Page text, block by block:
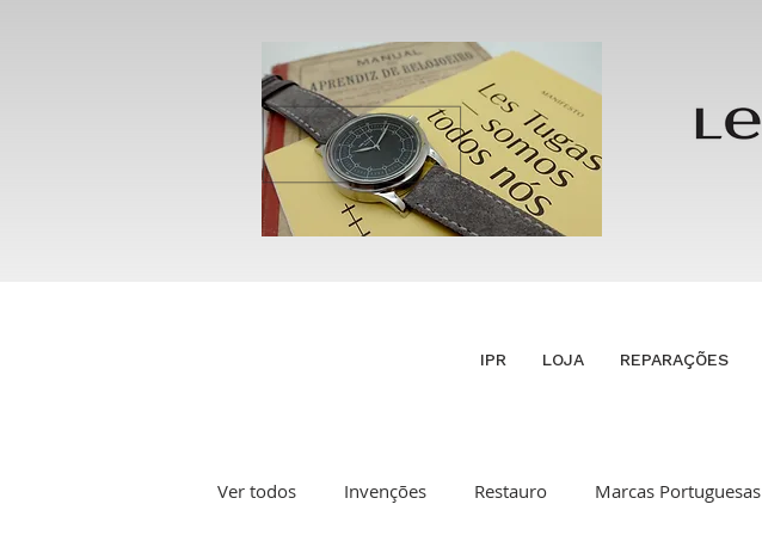
IPR LOJA REPARAÇÕES
Ver todos Invenções Restauro Marcas Portuguesas